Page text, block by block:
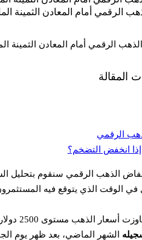
الرقمي أمام المعادن الثمينة
الرقمي أمام المعادن الثمينة
المقالة
الرقمي
إذا انخفض التضخم؟
في الوقت الذي يتوقع فيه
الشهر الماضي، بعد ظهر يوم الجمعة